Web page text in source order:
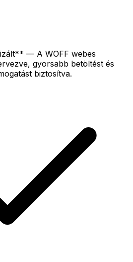
— A WOFF webes
gyorsabb betöltést és
biztosítva.